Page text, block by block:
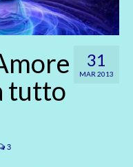
31
MAR 2013
tutto
3